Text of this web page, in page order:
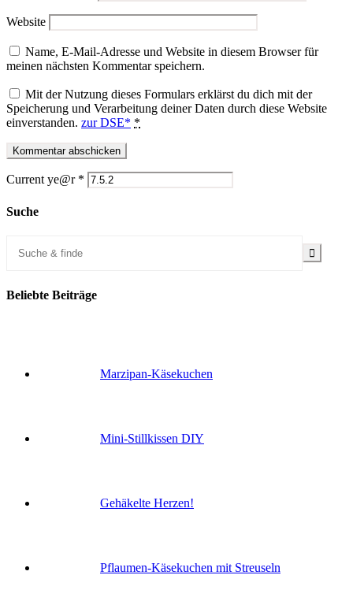
Website
Name, E-Mail-Adresse und Website in diesem Browser für
meinen nächsten Kommentar speichern.
Mit der Nutzung dieses Formulars erklärst du dich mit der
Speicherung und Verarbeitung deiner Daten durch diese Website
einverstanden. zur DSE* *
Current ye@r *
Suche
Beliebte Beiträge
Marzipan-Käsekuchen
Mini-Stillkissen DIY
Gehäkelte Herzen!
Pflaumen-Käsekuchen mit Streuseln